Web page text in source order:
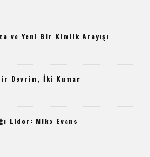
ve Yeni Bir Kimlik Arayışı
Devrim, İki Kumar
Lider: Mike Evans